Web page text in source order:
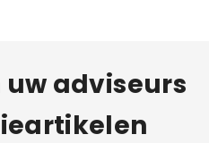
uw adviseurs